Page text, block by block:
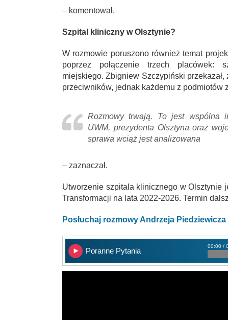
– komentował.
Szpital kliniczny w Olsztynie?
W rozmowie poruszono również temat
poprzez połączenie trzech placówek:
miejskiego. Zbigniew Szczypiński
przeciwników, jednak każdemu z
Rozmowy trwają. To jest wspólna
UWM, prezydenta Olsztyna oraz
sprawa wciąż jest analizowana
– zaznaczał.
Utworzenie szpitala klinicznego w Olsztynie
Transformacji na lata 2022-2026. Termin
Posłuchaj rozmowy Andrzeja Piedziewicza
Poranne Pytania
00:00 /